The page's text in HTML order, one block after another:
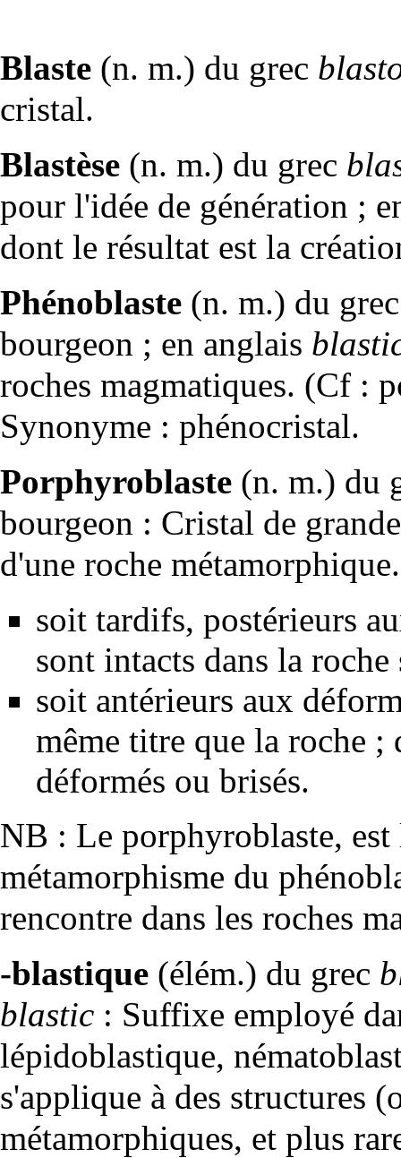
Blaste (n. m.) du grec
cristal.
Blastèse (n. m.) du grec
pour l'idée de génération ;
dont le résultat est la
Phénoblaste (n. m.) du
bourgeon ; en anglais
roches magmatiques. (Cf :
Synonyme : phénocristal.
Porphyroblaste (n. m.) du
bourgeon : Cristal de
d'une roche métamorphique
soit tardifs, postérieurs
sont intacts dans la
soit antérieurs aux
même titre que la roche ;
déformés ou brisés.
NB : Le porphyroblaste,
métamorphisme du
rencontre dans les roches
-blastique (élém.) du grec
blastic : Suffixe employé
lépidoblastique,
s'applique à des structures
métamorphiques, et plus